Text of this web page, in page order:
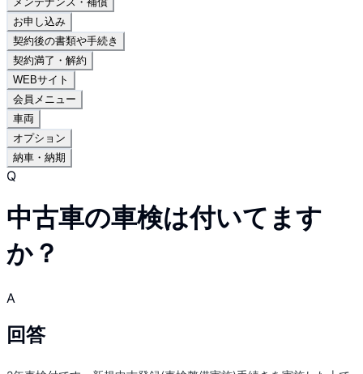
お申し込み
契約後の書類や手続き
契約満了・解約
WEBサイト
会員メニュー
車両
オプション
納車・納期
Q
中古車の車検は付いてます
か？
A
回答